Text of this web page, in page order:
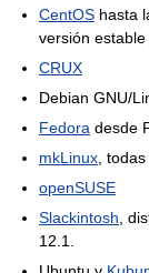
CentOS hasta
versión
CRUX
Debian GNU/
Fedora desde
mkLinux,
openSUSE
Slackintosh,
12.1.